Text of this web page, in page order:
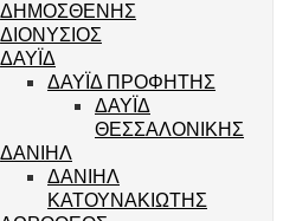
ΔΗΜΟΣΘΕΝΗΣ
ΔΙΟΝΥΣΙΟΣ
ΔΑΥΪΔ
ΔΑΥΪΔ ΠΡΟΦΗΤΗΣ
ΔΑΥΪΔ
ΘΕΣΣΑΛΟΝΙΚΗΣ
ΔΑΝΙΗΛ
ΔΑΝΙΗΛ
ΚΑΤΟΥΝΑΚΙΩΤΗΣ